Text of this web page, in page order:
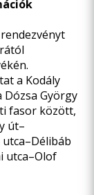
a Kodály
György
fasor között,
út–
utca–Olof